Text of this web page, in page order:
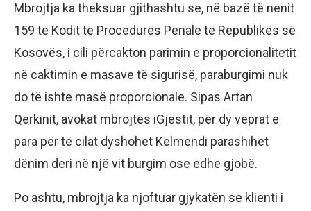
Mbrojtja ka theksuar gjithashtu se, në bazë të nenit
159 të Kodit të Procedurës Penale të Republikës së
Kosovës, i cili përcakton parimin e proporcionalitetit
në caktimin e masave të sigurisë, paraburgimi nuk
do të ishte masë proporcionale. Sipas Artan
Qerkinit, avokat mbrojtës iGjestit, për dy veprat e
para për të cilat dyshohet Kelmendi parashihet
dënim deri në një vit burgim ose edhe gjobë.
Po ashtu, mbrojtja ka njoftuar gjykatën se klienti i